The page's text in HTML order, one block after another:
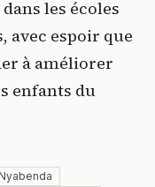
les écoles
avec espoir que
à améliorer
enfants du